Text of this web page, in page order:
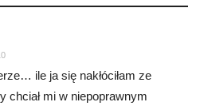
ile ja się nakłóciłam ze
chciał mi w niepoprawnym